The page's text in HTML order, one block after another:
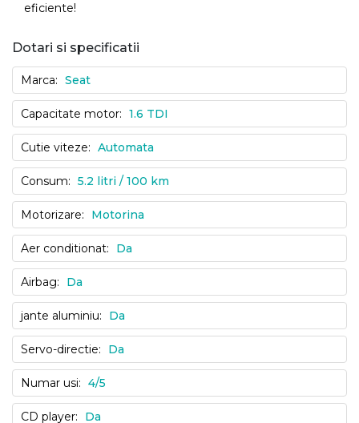
eficiente!
Dotari si specificatii
Marca: Seat
Capacitate motor: 1.6 TDI
Cutie viteze: Automata
Consum: 5.2 litri / 100 km
Motorizare: Motorina
Aer conditionat: Da
Airbag: Da
jante aluminiu: Da
Servo-directie: Da
Numar usi: 4/5
CD player: Da